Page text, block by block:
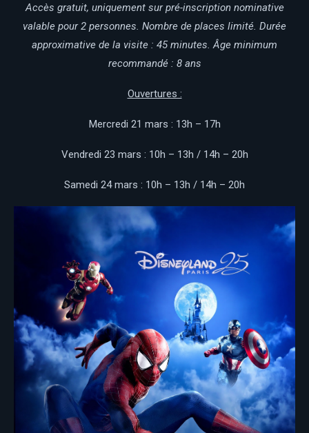
Accès gratuit, uniquement sur pré-inscription nominative
valable pour 2 personnes. Nombre de places limité. Durée
approximative de la visite : 45 minutes. Âge minimum
recommandé : 8 ans
Ouvertures :
Mercredi 21 mars : 13h – 17h
Vendredi 23 mars : 10h – 13h / 14h – 20h
Samedi 24 mars : 10h – 13h / 14h – 20h